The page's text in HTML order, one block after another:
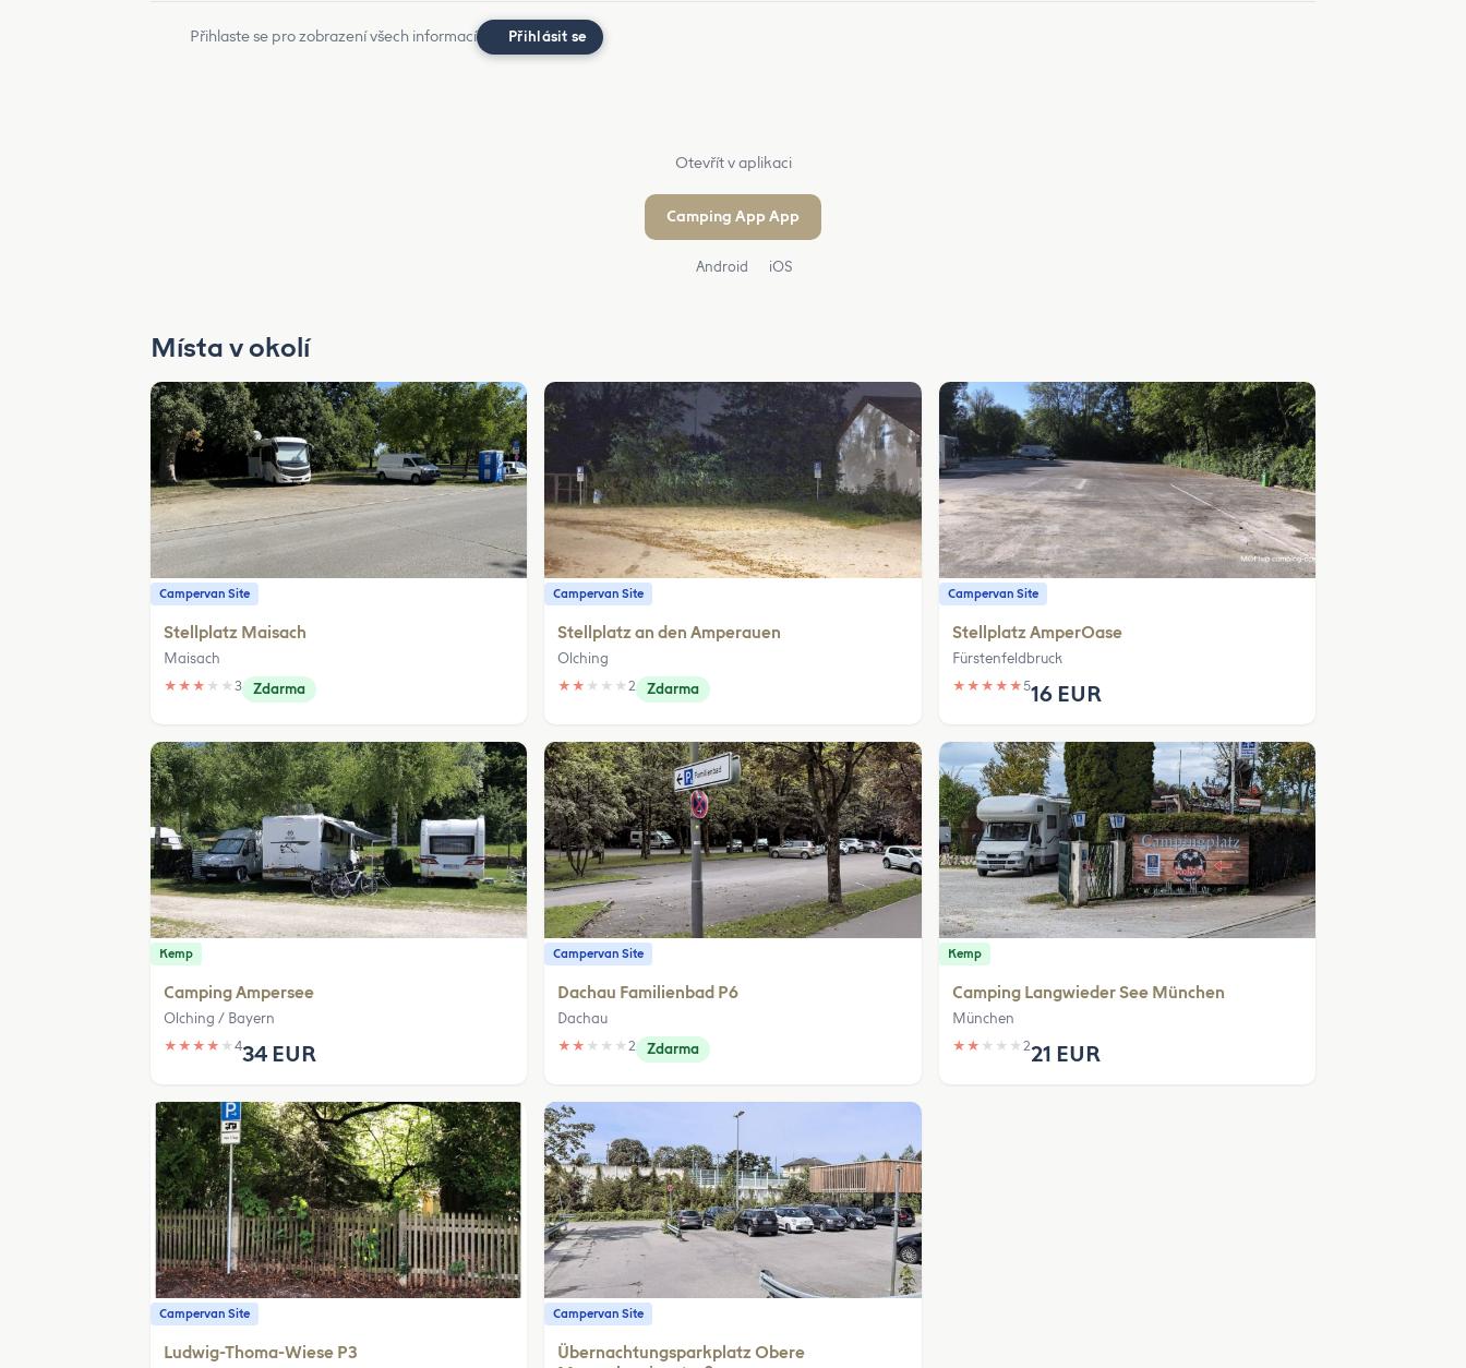
Přihlaste se pro zobrazení všech informací Přihlásit se
Otevřít v aplikaci
Camping App App
Android iOS
Místa v okolí
Campervan Site
Stellplatz Maisach
Maisach
★ ★ ★ ★ ★ 3 Zdarma
Campervan Site
Stellplatz an den Amperauen
Olching
★ ★ ★ ★ ★2 Zdarma
Campervan Site
Stellplatz AmperOase
Fürstenfeldbruck
★ ★ ★ ★ ★516 EUR
Kemp
Camping Ampersee
Olching / Bayern
★ ★ ★ ★ ★ 434 EUR
Campervan Site
Dachau Familienbad P6
Dachau
★ ★ ★ ★ ★2 Zdarma
Kemp
Camping Langwieder See München
München
★ ★ ★ ★ ★ 221 EUR
Campervan Site
Ludwig-Thoma-Wiese P3
Campervan Site
Übernachtungsparkplatz Obere